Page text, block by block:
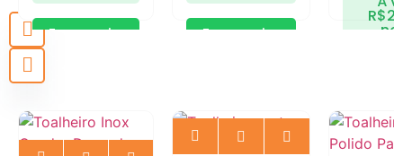
Economize
R$
Economize
R$
no